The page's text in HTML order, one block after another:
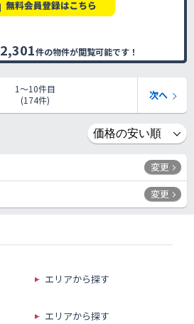
2,301件の物件が閲覧可能です！
1〜10件目
(174件)
次へ
変更
変更
エリアから探す
エリアから探す